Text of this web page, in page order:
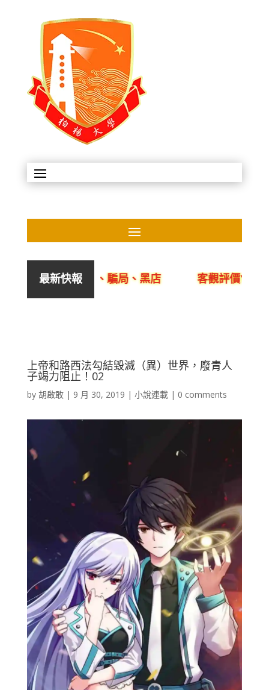
最新快報
售、呃人、騙局、黑店 客觀評價YYLam林溢欣
上帝和路西法勾結毀滅（異）世界，廢青人
子竭力阻止！02
by 胡啟敢| 9 月 30, 2019 | 小說連載| 0 comments